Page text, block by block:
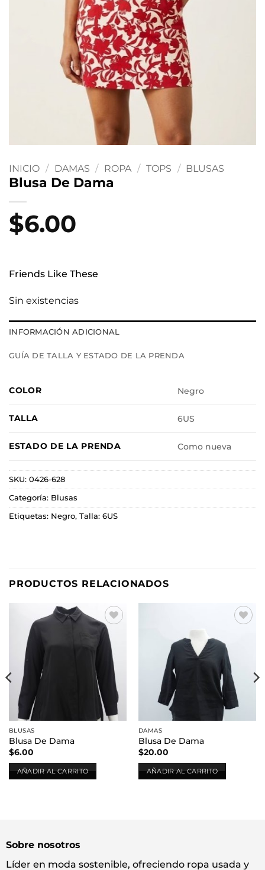
INICIO / DAMAS / ROPA / TOPS / BLUSAS
Blusa De Dama
$6.00
Friends Like These
Sin existencias
INFORMACIÓN ADICIONAL
GUÍA DE TALLA Y ESTADO DE LA PRENDA
COLOR Negro
TALLA 6US
ESTADO DE LA PRENDA Como nueva
SKU: 0426-628
Categoría: Blusas
Etiquetas: Negro, Talla: 6US
PRODUCTOS RELACIONADOS
Añadir
a la
lista de
deseos
BLUSAS
Blusa De Dama
$6.00
AÑADIR AL CARRITO
lista de
deseos
DAMAS
Blusa De Dama
$20.00
AÑADIR AL CARRITO
Sobre nosotros
Líder en moda sostenible, ofreciendo ropa usada y